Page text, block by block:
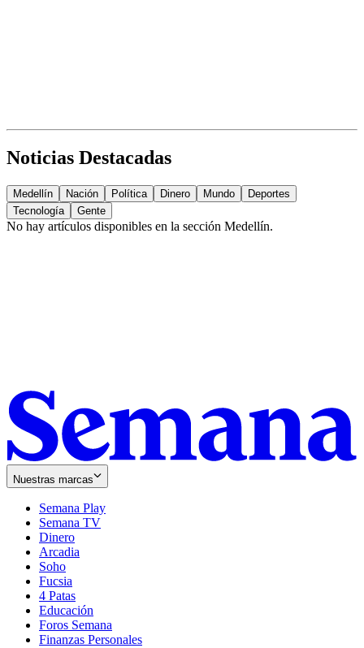
Noticias Destacadas
Medellín Nación Política Dinero Mundo
Deportes
Tecnología
Gente
No hay artículos disponibles en la sección Medellín.
Nuestras marcas
Semana Play
Semana TV
Dinero
Arcadia
Soho
in
new
window
Fucsia
in
new
window
4 Patas
Educación
Foros Semana
Finanzas Personales